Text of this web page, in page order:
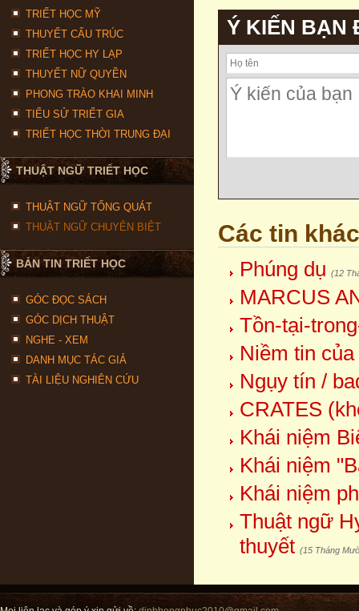
TRIẾT HỌC MỸ
THUYẾT CẤU TRÚC
TRIẾT HỌC HY LẠP
THUYẾT NỮ QUYỀN
PHONG TRÀO KHAI MINH
TIỂU SỬ TRIẾT GIA
TRIẾT HỌC THỜI TRUNG ĐẠI
THUẬT NGỮ TRIẾT HỌC
THUẬT NGỮ TỔNG QUÁT
THUẬT NGỮ CHUYÊN BIỆT
BẢN TIN TRIẾT HỌC
GÓC ĐỌC SÁCH
GÓC DỊCH THUẬT
NGHE - XEM
DANH MỤC TÁC GIẢ
TÀI LIỆU NGHIÊN CỨU
Ý KIẾN BẠN
Các tin khác
Phúng dụ (12
MARCUS
Tồn-tại-
Niềm tin
Ngụy tín /
CRATES
Khái niệm
Khái niệm
Khái niệm
Thuật ngữ
thuyết (15 Tháng